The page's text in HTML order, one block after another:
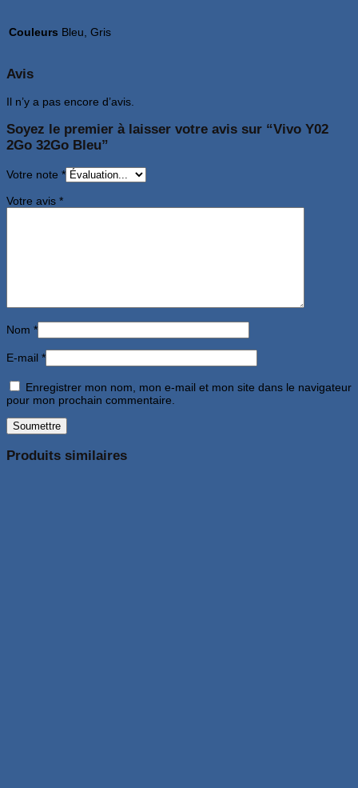
Couleurs Bleu, Gris
Avis
Il n’y a pas encore d’avis.
Soyez le premier à laisser votre avis sur “Vivo Y02
2Go 32Go Bleu”
Votre note *
Votre avis *
Nom *
E-mail *
Enregistrer mon nom, mon e-mail et mon site dans le navigateur
pour mon prochain commentaire.
Produits similaires